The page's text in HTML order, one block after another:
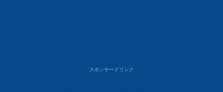
スポンサードリンク